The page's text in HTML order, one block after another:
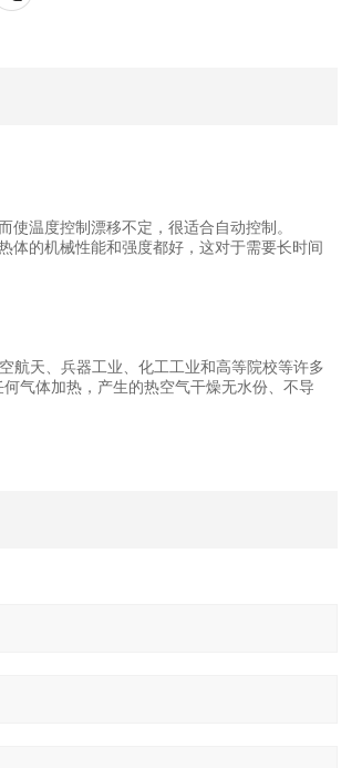
温度控制漂移不定，很适合自动控制。
体的机械性能和强度都好，这对于需要长时间
航天、兵器工业、化工工业和高等院校等许多
气体加热，产生的热空气干燥无水份、不导